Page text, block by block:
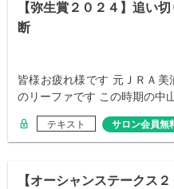
【弥生賞２０２４】追い
断
皆様お疲れ様です 元ＪＲＡ
のリーファです この時期の中
テキスト サロン会員無
【オーシャンステークス２